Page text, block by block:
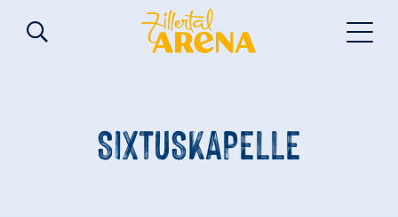
SIXTUSKAPELLE